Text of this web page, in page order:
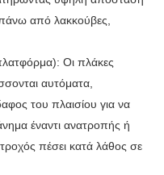
από λακκούβες,
Οι πλάκες
αυτόματα,
του πλαισίου για να
έναντι ανατροπής ή
πέσει κατά λάθος σε